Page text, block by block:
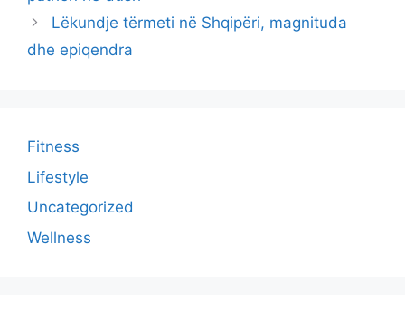
Lëkundje tërmeti në Shqipëri, magnituda
dhe epiqendra
Fitness
Lifestyle
Uncategorized
Wellness